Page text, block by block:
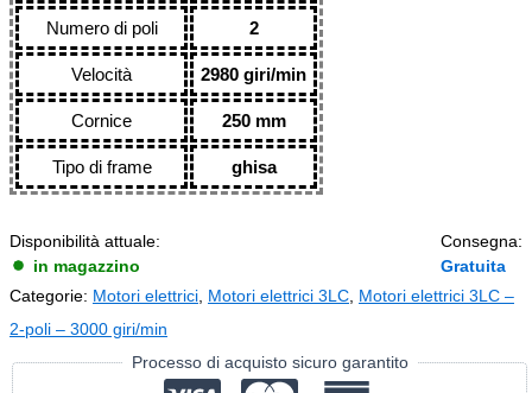
Numero di poli 2
Velocità 2980 giri/min
Cornice 250 mm
Tipo di frame ghisa
Disponibilità attuale:
in magazzino
Consegna:
Gratuita
Categorie: Motori elettrici Motori elettrici 3LC Motori elettrici 3LC –
2-poli – 3000 giri/min
Processo di acquisto sicuro garantito